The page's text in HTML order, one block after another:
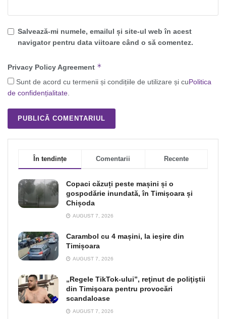
Salvează-mi numele, emailul și site-ul web în acest
navigator pentru data viitoare când o să comentez.
Privacy Policy Agreement *
Sunt de acord cu termenii și condițiile de utilizare și cuPolitica
de confidențialitate
În tendințe Comentarii Recente
Copaci căzuți peste mașini și o
gospodărie inundată, în Timișoara și
Chișoda
AUGUST 7, 2026
Carambol cu 4 mașini, la ieșire din
Timișoara
AUGUST 7, 2026
„Regele TikTok-ului”, reţinut de poliţiştii
din Timişoara pentru provocări
scandaloase
AUGUST 7, 2026